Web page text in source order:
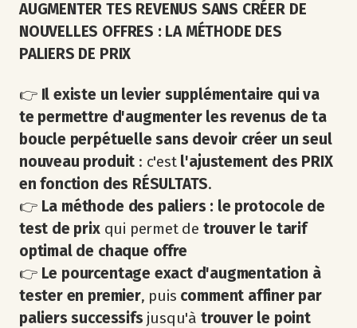
AUGMENTER TES REVENUS SANS CRÉER DE
NOUVELLES OFFRES : LA MÉTHODE DES
PALIERS DE PRIX
👉 Il existe un levier supplémentaire qui va
te permettre d'augmenter les revenus de ta
boucle perpétuelle sans devoir créer un seul
nouveau produit : c'est l'ajustement des PRIX
en fonction des RÉSULTATS.
👉 La méthode des paliers : le protocole de
test de prixqui permet de trouver le tarif
optimal de chaque offre
👉 Le pourcentage exact d'augmentation à
tester en premier, puis comment affiner par
paliers successifs jusqu'à trouver le point